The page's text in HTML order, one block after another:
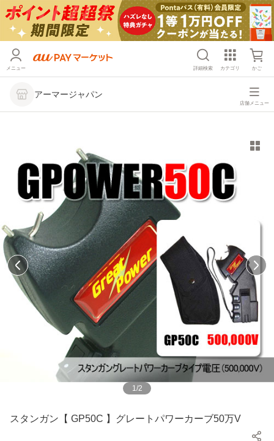
メニュー 詳細検索 カテゴリ かご
アーマージャパン
店舗メニュー
1/2
スタンガン【 GP50C 】グレートパワーカーブ50万V